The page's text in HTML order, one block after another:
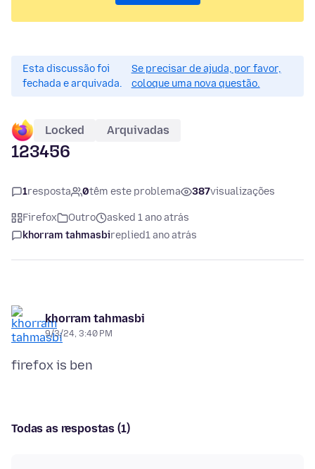
Esta discussão foi
fechada e arquivada.
Se precisar de ajuda, por favor,
coloque uma nova questão.
Locked Arquivadas
123456
1resposta 0têm este problema 387visualizações
Firefox Outro
asked 1 ano atrás
khorram tahmasbireplied1 ano atrás
khorram tahmasbi
9/3/24, 3:40 PM
Todas as respostas (1)